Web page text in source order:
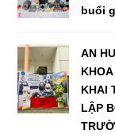
buổi
AN
KHAI
LẬP